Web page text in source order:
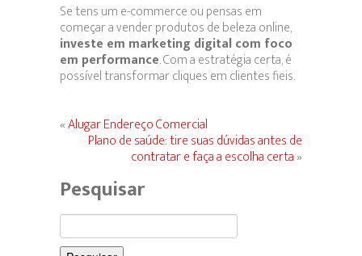
Se tens um e-commerce ou pensas em
começar a vender produtos de beleza online,
investe em marketing digital com foco
em performance. Com a estratégia certa, é
possível transformar cliques em clientes fieis.
«Alugar Endereço Comercial
Plano de saúde: tire suas dúvidas antes de
contratar e faça a escolha certa»
Pesquisar
Pesquisar
por: